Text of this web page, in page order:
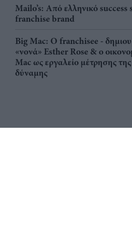
Mailo’s: Από ελληνικό success
franchise brand
Big Mac: Ο franchisee -
«νονά» Esther Rose & ο
Mac ως εργαλείο μέτρησης
δύναμης